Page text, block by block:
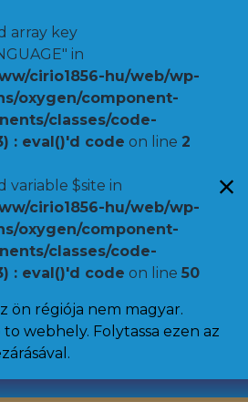
array key
in
cirio1856-hu/web/wp-
oxygen/component-
classes/code-
: eval()'d code on line 2
variable $site in
cirio1856-hu/web/wp-
oxygen/component-
classes/code-
: eval()'d code on line 50
ön régiója nem magyar.
webhely. Folytassa ezen az